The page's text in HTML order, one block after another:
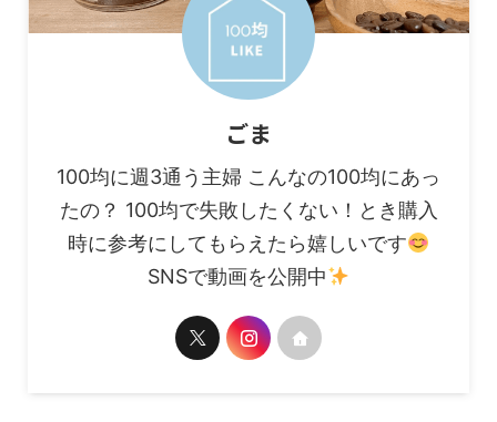
ごま
100均に週3通う主婦 こんなの100均にあっ
たの？ 100均で失敗したくない！とき購入
時に参考にしてもらえたら嬉しいです
SNSで動画を公開中